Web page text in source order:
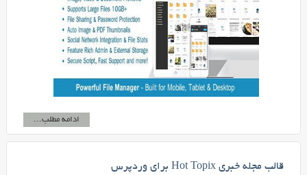
ادامه مطلب...
قالب مجله خبری Hot Topix برای وردپرس